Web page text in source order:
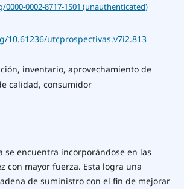
0002-8717-1501 (unauthenticated)
10.61236/utcprospectivas.v7i2.813
inventario, aprovechamiento de
calidad, consumidor
se encuentra incorporándose en las
con mayor fuerza. Esta logra una
de suministro con el fin de mejorar